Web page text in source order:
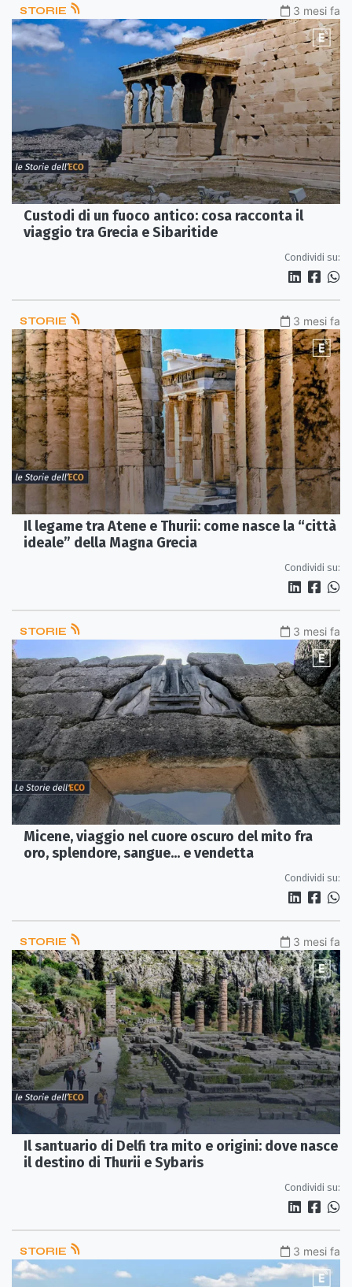
STORIE 3 mesi fa
Custodi di un fuoco antico: cosa racconta il
viaggio tra Grecia e Sibaritide
Condividi su:
STORIE 3 mesi fa
Il legame tra Atene e Thurii: come nasce la “città
ideale” della Magna Grecia
Condividi su:
STORIE 3 mesi fa
Micene, viaggio nel cuore oscuro del mito fra
oro, splendore, sangue... e vendetta
Condividi su:
STORIE 3 mesi fa
Il santuario di Delfi tra mito e origini: dove nasce
il destino di Thurii e Sybaris
Condividi su:
STORIE 3 mesi fa